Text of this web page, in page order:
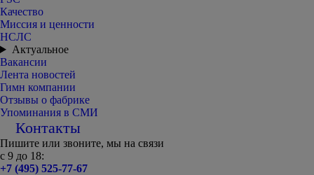
Качество
Миссия и ценности
НСЛС
Актуальное
Вакансии
Лента новостей
Гимн компании
Отзывы о фабрике
Упоминания в СМИ
Контакты
Пишите или звоните, мы на связи
с 9 до 18:
+7 (495) 525-77-67